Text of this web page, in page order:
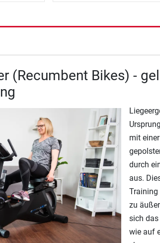
(Recumbent Bikes) -
mit
durch
aus.
Training
zu
sich
wie auf